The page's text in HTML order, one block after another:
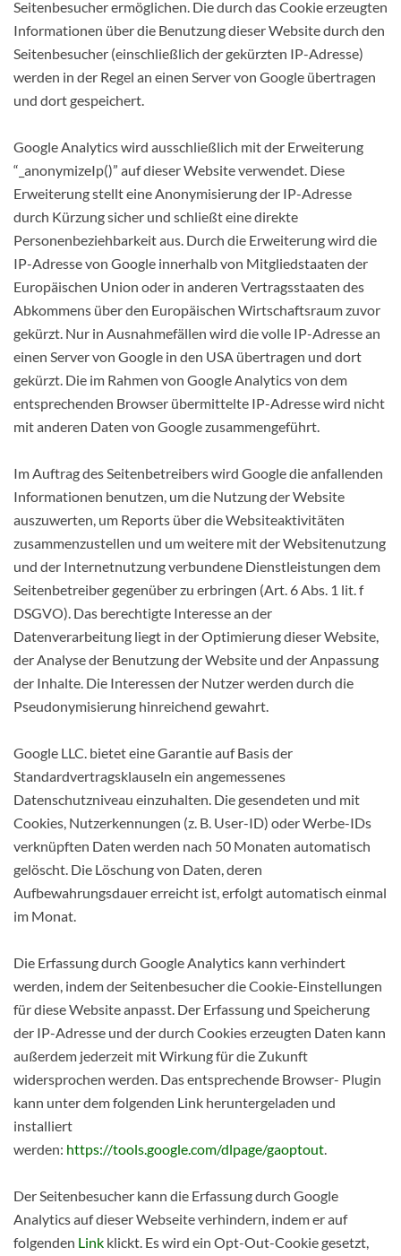
Seitenbesucher ermöglichen. Die durch das Cookie erzeugten
Informationen über die Benutzung dieser Website durch den
Seitenbesucher (einschließlich der gekürzten IP-Adresse)
werden in der Regel an einen Server von Google übertragen
und dort gespeichert.
Google Analytics wird ausschließlich mit der Erweiterung
“_anonymizeIp()” auf dieser Website verwendet. Diese
Erweiterung stellt eine Anonymisierung der IP-Adresse
durch Kürzung sicher und schließt eine direkte
Personenbeziehbarkeit aus. Durch die Erweiterung wird die
IP-Adresse von Google innerhalb von Mitgliedstaaten der
Europäischen Union oder in anderen Vertragsstaaten des
Abkommens über den Europäischen Wirtschaftsraum zuvor
gekürzt. Nur in Ausnahmefällen wird die volle IP-Adresse an
einen Server von Google in den USA übertragen und dort
gekürzt. Die im Rahmen von Google Analytics von dem
entsprechenden Browser übermittelte IP-Adresse wird nicht
mit anderen Daten von Google zusammengeführt.
Im Auftrag des Seitenbetreibers wird Google die anfallenden
Informationen benutzen, um die Nutzung der Website
auszuwerten, um Reports über die Websiteaktivitäten
zusammenzustellen und um weitere mit der Websitenutzung
und der Internetnutzung verbundene Dienstleistungen dem
Seitenbetreiber gegenüber zu erbringen (Art. 6 Abs. 1 lit. f
DSGVO). Das berechtigte Interesse an der
Datenverarbeitung liegt in der Optimierung dieser Website,
der Analyse der Benutzung der Website und der Anpassung
der Inhalte. Die Interessen der Nutzer werden durch die
Pseudonymisierung hinreichend gewahrt.
Google LLC. bietet eine Garantie auf Basis der
Standardvertragsklauseln ein angemessenes
Datenschutzniveau einzuhalten. Die gesendeten und mit
Cookies, Nutzerkennungen (z. B. User-ID) oder Werbe-IDs
verknüpften Daten werden nach 50 Monaten automatisch
gelöscht. Die Löschung von Daten, deren
Aufbewahrungsdauer erreicht ist, erfolgt automatisch einmal
im Monat.
Die Erfassung durch Google Analytics kann verhindert
werden, indem der Seitenbesucher die Cookie-Einstellungen
für diese Website anpasst. Der Erfassung und Speicherung
der IP-Adresse und der durch Cookies erzeugten Daten kann
außerdem jederzeit mit Wirkung für die Zukunft
widersprochen werden. Das entsprechende Browser- Plugin
kann unter dem folgenden Link heruntergeladen und
installiert
werden: https://tools.google.com/dlpage/gaoptout.
Der Seitenbesucher kann die Erfassung durch Google
Analytics auf dieser Webseite verhindern, indem er auf
folgenden Link klickt. Es wird ein Opt-Out-Cookie gesetzt,